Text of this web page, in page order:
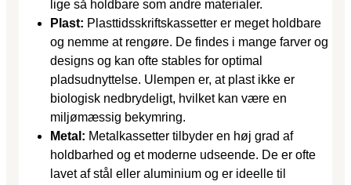
lige så holdbare som andre materialer.
Plast: Plasttidsskriftskassetter er meget holdbare
og nemme at rengøre. De findes i mange farver og
designs og kan ofte stables for optimal
pladsudnyttelse. Ulempen er, at plast ikke er
biologisk nedbrydeligt, hvilket kan være en
miljømæssig bekymring.
Metal: Metalkassetter tilbyder en høj grad af
holdbarhed og et moderne udseende. De er ofte
lavet af stål eller aluminium og er ideelle til